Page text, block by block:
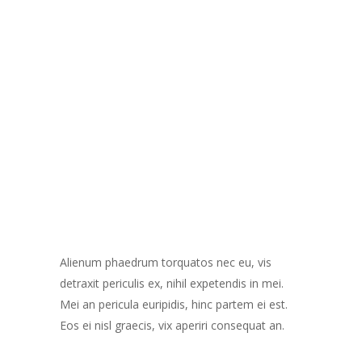
Alienum phaedrum torquatos nec eu, vis
detraxit periculis ex, nihil expetendis in mei.
Mei an pericula euripidis, hinc partem ei est.
Eos ei nisl graecis, vix aperiri consequat an.